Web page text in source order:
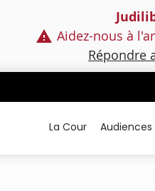
Aidez-nous à
Répondre
La Cour Audiences